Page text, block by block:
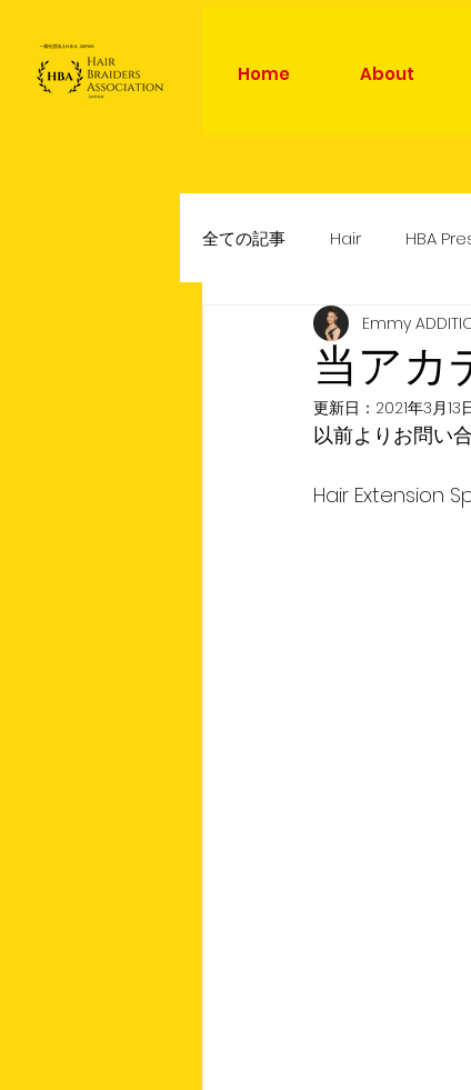
Home About
全ての記事 Hair HBA
World News
当アカ
Emmy
更新日： 2021年3月13
以前よりお問い
Hair Extension